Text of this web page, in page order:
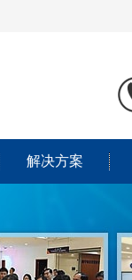
解决方案